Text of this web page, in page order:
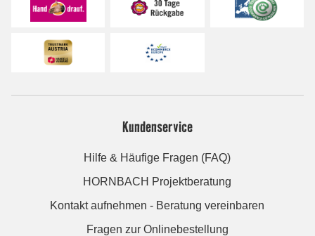
Kundenservice
Hilfe & Häufige Fragen (FAQ)
HORNBACH Projektberatung
Kontakt aufnehmen - Beratung vereinbaren
Fragen zur Onlinebestellung